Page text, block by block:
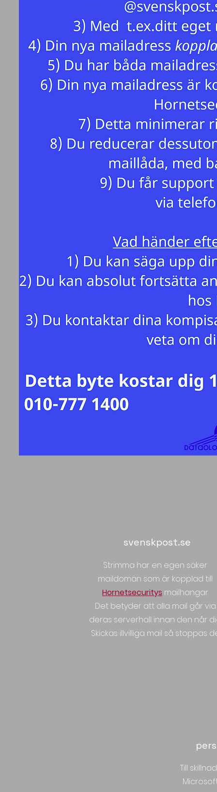
svenskpost.se
Strimma har en egen säker
maildomän som är kopplad till
Hornetsecuritys mailhangar
Det betyder att alla mail går via
deras serverhall innan den når
Skickas illvilliga mail så stoppas
Till